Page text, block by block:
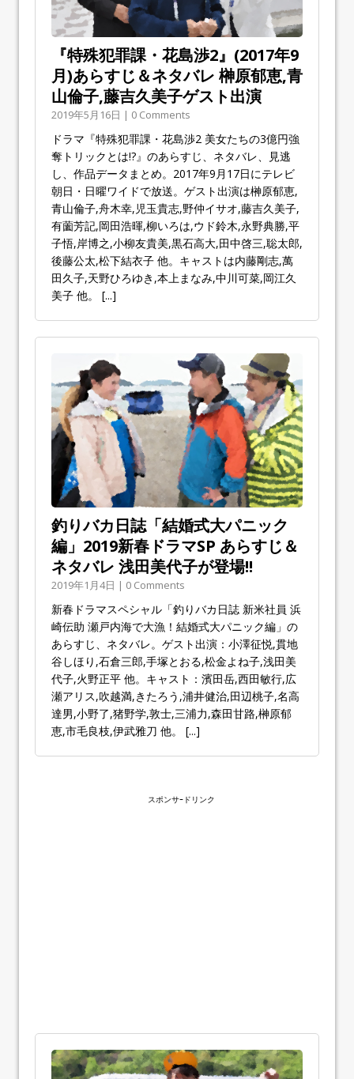
『特殊犯罪課・花島渉2』(2017年9
月)あらすじ＆ネタバレ 榊原郁恵,青
山倫子,藤吉久美子ゲスト出演
2019年5月16日 | 0 Comments
ドラマ『特殊犯罪課・花島渉2 美女たちの3億円強
奪トリックとは!?』のあらすじ、ネタバレ、見逃
し、作品データまとめ。2017年9月17日にテレビ
朝日・日曜ワイドで放送。ゲスト出演は榊原郁恵,
青山倫子,舟木幸,児玉貴志,野仲イサオ,藤吉久美子,
有薗芳記,岡田浩暉,柳いろは,ウド鈴木,永野典勝,平
子悟,岸博之,小柳友貴美,黒石高大,田中啓三,聡太郎,
後藤公太,松下結衣子 他。キャストは内藤剛志,萬
田久子,天野ひろゆき,本上まなみ,中川可菜,岡江久
美子 他。 [...]
釣りバカ日誌「結婚式大パニック
編」2019新春ドラマSP あらすじ＆
ネタバレ 浅田美代子が登場!!
2019年1月4日 | 0 Comments
新春ドラマスペシャル「釣りバカ日誌 新米社員 浜
崎伝助 瀬戸内海で大漁！結婚式大パニック編」の
あらすじ、ネタバレ。ゲスト出演：小澤征悦,貫地
谷しほり,石倉三郎,手塚とおる,松金よね子,浅田美
代子,火野正平 他。キャスト：濱田岳,西田敏行,広
瀬アリス,吹越満,きたろう,浦井健治,田辺桃子,名高
達男,小野了,猪野学,敦士,三浦力,森田甘路,榊原郁
恵,市毛良枝,伊武雅刀 他。 [...]
スポンサｰドリンク